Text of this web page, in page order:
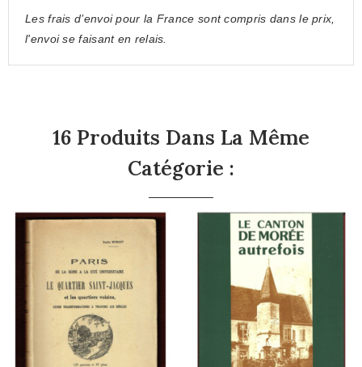
Les frais d’envoi pour la France sont compris dans le prix,
l'envoi se faisant en relais.
16 Produits Dans La Même
Catégorie :